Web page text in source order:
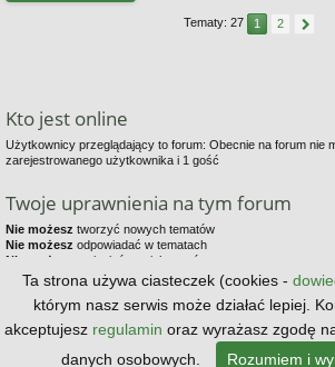
Tematy: 27 1 2
Kto jest online
Użytkownicy przeglądający to forum: Obecnie na forum nie
zarejestrowanego użytkownika i 1 gość
Twoje uprawnienia na tym forum
Nie możesz tworzyć nowych tematów
Nie możesz odpowiadać w tematach
Nie możesz
zmieniać swoich postów
Nie możeszusuwać swoich postów
dodawać załączników
Strona główna Kontakt z nami
Technologię dostarczaphpBB ® Forum Software ©
Ta strona używa ciasteczek (cookies -
którym nasz serwis może działać lepiej.
akceptujesz regulamin oraz wyrażasz zgodę
danych osobowych.
Rozumiem i